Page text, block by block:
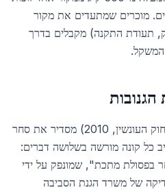
נוספת של 3 עד 5 אחוזים. מוכרים שמתעדים את מקור
תעודת התקנה) מקבלים בדרך
המשקל.
הגנובות
חוק המתכות הגנובות (התיקון לחוק העונשין, 2010) מסדיר את סחר
כל קונה מורשה בשלושה דברים:
בפסולת מתכת", שמונפק על ידי
של משרד הגנת הסביבה